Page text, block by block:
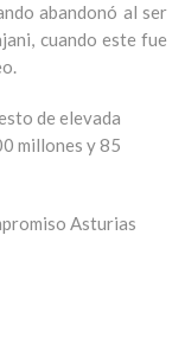
abandonó al ser
cuando este fue
de elevada
millones y 85
Asturias